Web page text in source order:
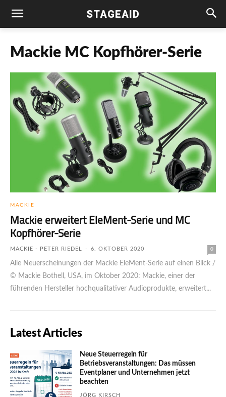
STAGEAID
Mackie MC Kopfhörer-Serie
MACKIE
Mackie erweitert EleMent-Serie und MC
Kopfhörer-Serie
MACKIE - PETER RIEDEL - 6. OKTOBER 2020 0
Alle Neuerscheinungen der Mackie EleMent-Serie auf einen Blick /
© Mackie Bothell, USA, im Oktober 2020: Mackie, einer der
führenden Hersteller hochqualitativer Audioprodukte, erweitert...
Latest Articles
Neue Steuerregeln für
Betriebsveranstaltungen: Das müssen
Eventplaner und Unternehmen jetzt
beachten
JÖRG KIRSCH